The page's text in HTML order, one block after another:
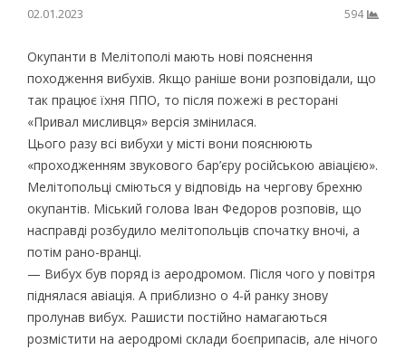
02.01.2023 594
Окупанти в Мелітополі мають нові пояснення
походження вибухів. Якщо раніше вони розповідали, що
так працює їхня ППО, то після пожежі в ресторані
«Привал мисливця» версія змінилася.
Цього разу всі вибухи у місті вони пояснюють
«проходженням звукового бар’єру російською авіацією».
Мелітопольці сміються у відповідь на чергову брехню
окупантів. Міський голова Іван Федоров розповів, що
насправді розбудило мелітопольців спочатку вночі, а
потім рано-вранці.
— Вибух був поряд із аеродромом. Після чого у повітря
піднялася авіація. А приблизно о 4-й ранку знову
пролунав вибух. Рашисти постійно намагаються
розмістити на аеродромі склади боєприпасів, але нічого